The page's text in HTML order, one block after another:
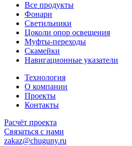
Все продукты
Фонари
Светильники
Цоколи опор освещения
Муфты-переходы
Скамейки
Навигационные указатели
Технология
О компании
Проекты
Контакты
Расчёт проекта
Связаться с нами
zakaz@chuguny.ru